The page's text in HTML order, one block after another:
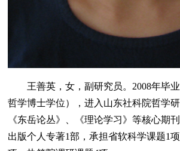
王善英，女，副研究员。2008年毕业
哲学博士学位），进入山东社科院哲学
《东岳论丛》、《理论学习》等核心期
出版个人专著1部，承担省软科学课题1